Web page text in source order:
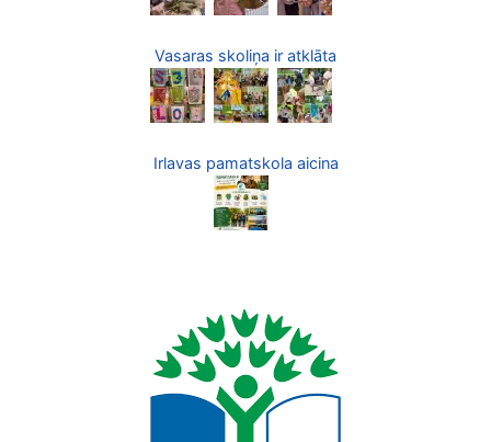
Vasaras skoliņa ir atklāta
Irlavas pamatskola aicina